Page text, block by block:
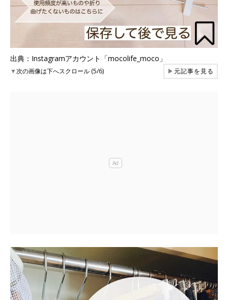
出典：Instagramアカウント「mocolife_moco」
▼次の画像は下へスクロール (5/6) ▶元記事を見る